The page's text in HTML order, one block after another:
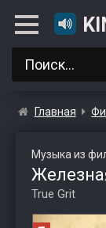
Главная
Музыка из
True Grit